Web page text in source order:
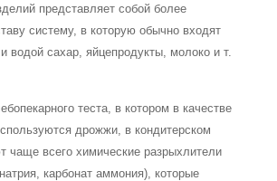
представляет собой более
систему, в которую обычно входят
водой сахар, яйцепродукты, молоко и т.
теста, в котором в качестве
дрожжи, в кондитерском
чаще всего химические разрыхлители
карбонат аммония), которые